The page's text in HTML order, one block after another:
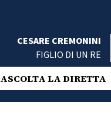
CESARE CREMONINI
FIGLIO DI UN RE
ASCOLTA LA DIRETTA